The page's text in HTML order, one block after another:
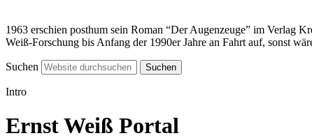
1963 erschien posthum sein Roman “Der Augenzeuge” im Verlag
Weiß-Forschung bis Anfang der 1990er Jahre an Fahrt auf, sonst
Suchen
Intro
Ernst Weiß Portal